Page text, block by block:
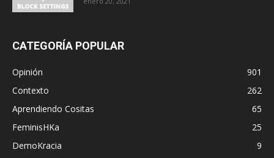
CATEGORÍA POPULAR
Opinión
901
Contexto
262
Aprendiendo Cositas
65
FeminisHKa
25
DemoKracia
9